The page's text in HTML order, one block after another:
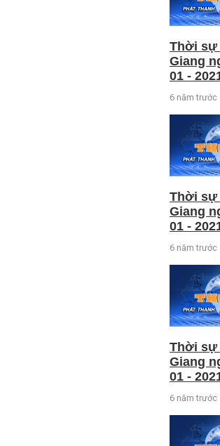
Thời sự
Giang
01 -
6 năm trước
Thời sự
Giang
01 -
6 năm trước
Thời sự
Giang
01 -
6 năm trước